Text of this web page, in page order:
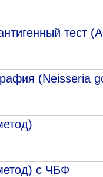
тест
(Neisseria
с ЧБФ